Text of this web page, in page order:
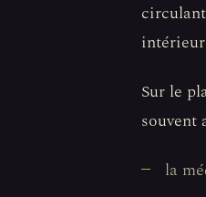
Sur le
souvent
la